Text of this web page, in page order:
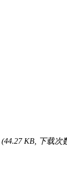
(44.27 KB, 下载次